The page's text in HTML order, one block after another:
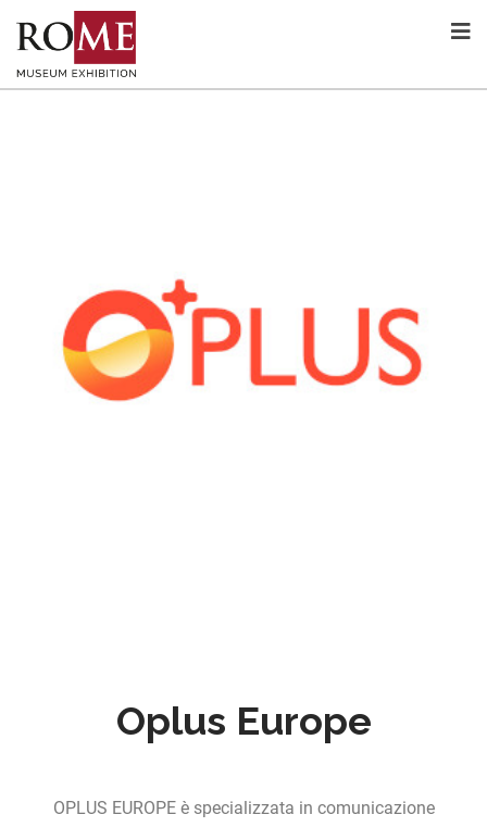
Oplus Europe
OPLUS EUROPE è specializzata in comunicazione